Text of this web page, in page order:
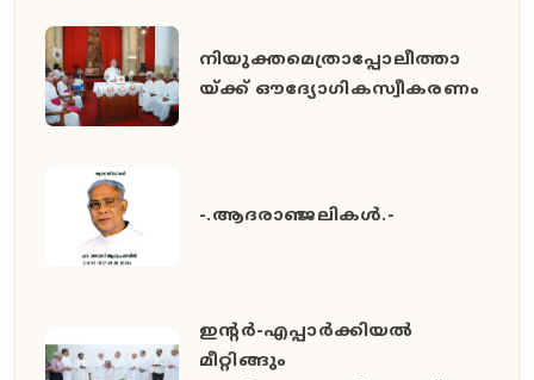
നിയുക്തമെത്രാപ്പോലീത്താ
യ്ക്ക് ഔദ്യോഗികസ്വീകരണം
-.ആദരാഞ്ജലികൾ.-
ഇൻ്റർ-എപ്പാർക്കിയൽ
മീറ്റിങ്ങും